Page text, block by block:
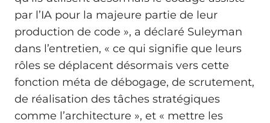
par l’IA pour la majeure partie de leur
production de code », a déclaré Suleyman
dans l’entretien, « ce qui signifie que leurs
rôles se déplacent désormais vers cette
fonction méta de débogage, de scrutement,
de réalisation des tâches stratégiques
comme l’architecture », et « mettre les